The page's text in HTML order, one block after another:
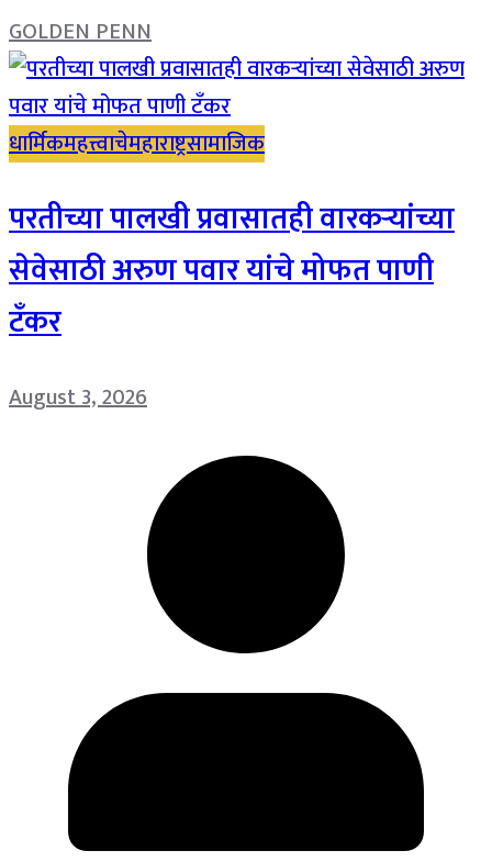
GOLDEN PENN
धार्मिकमहत्त्वाचेमहाराष्ट्रसामाजिक
परतीच्या पालखी प्रवासातही वारकऱ्यांच्या
सेवेसाठी अरुण पवार यांचे मोफत पाणी
टँकर
August 3, 2026